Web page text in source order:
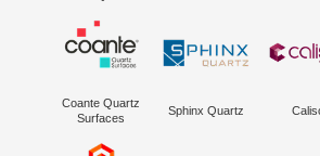
Coante Quartz
Surfaces
Sphinx Quartz